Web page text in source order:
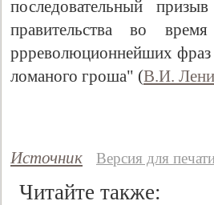
последовательный
правительства во
ррреволюционнейших фраз
ломаного гроша" (В.И.
Источник Версия для
Читайте также: